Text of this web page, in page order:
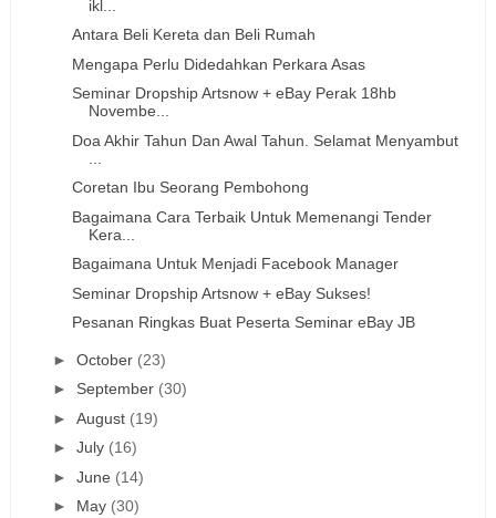
ikl...
Antara Beli Kereta dan Beli Rumah
Mengapa Perlu Didedahkan Perkara Asas
Seminar Dropship Artsnow + eBay Perak 18hb
Novembe...
Doa Akhir Tahun Dan Awal Tahun. Selamat Menyambut
Coretan Ibu Seorang Pembohong
Bagaimana Cara Terbaik Untuk Memenangi Tender
Kera...
Bagaimana Untuk Menjadi Facebook Manager
Seminar Dropship Artsnow + eBay Sukses!
Pesanan Ringkas Buat Peserta Seminar eBay JB
► October (23)
► September (30)
► August (19)
► July (16)
► June (14)
► May (30)